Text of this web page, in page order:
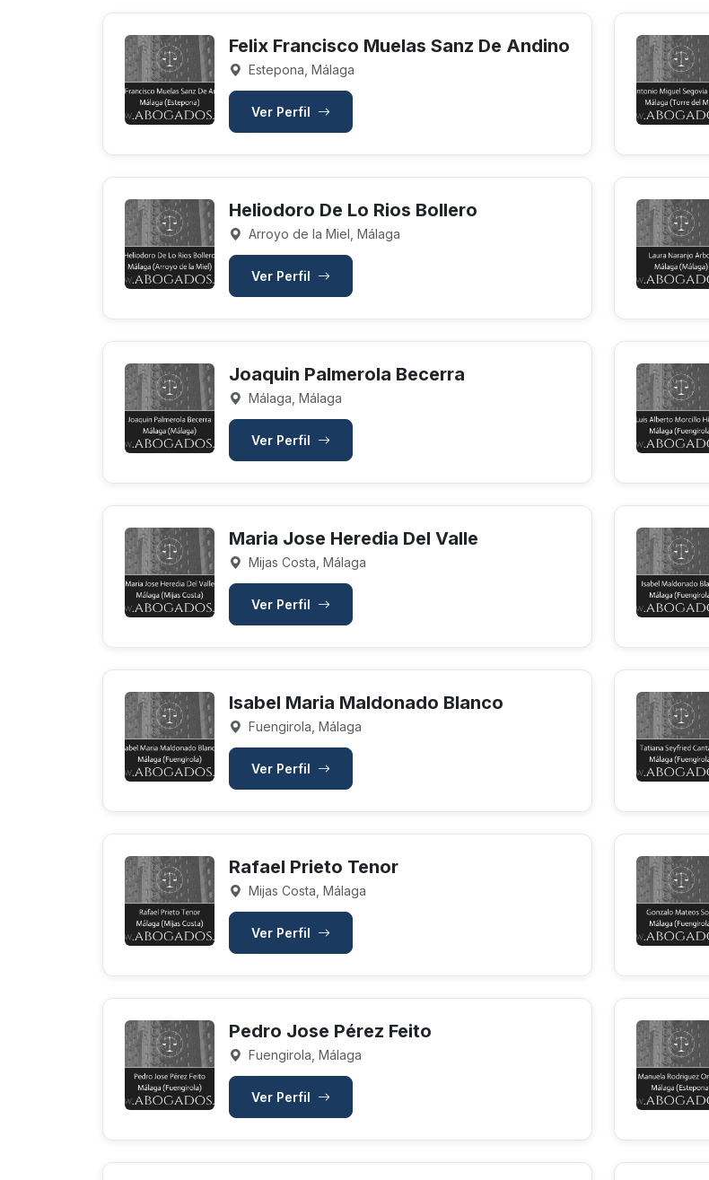
Felix Francisco Muelas Sanz De Andino
Estepona, Málaga
Ver Perfil
Heliodoro De Lo Rios Bollero
Arroyo de la Miel, Málaga
Ver Perfil
Joaquin Palmerola Becerra
Málaga, Málaga
Ver Perfil
Maria Jose Heredia Del Valle
Mijas Costa, Málaga
Ver Perfil
Isabel Maria Maldonado Blanco
Fuengirola, Málaga
Ver Perfil
Rafael Prieto Tenor
Mijas Costa, Málaga
Ver Perfil
Pedro Jose Pérez Feito
Fuengirola, Málaga
Ver Perfil